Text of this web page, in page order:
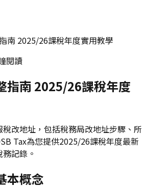
南 2025/26課稅年度實用教學
閱讀
指南 2025/26課稅年度
改地址，包括稅務局改地址步驟、所
Tax為您提供2025/26課稅年度最新
記錄。
本概念